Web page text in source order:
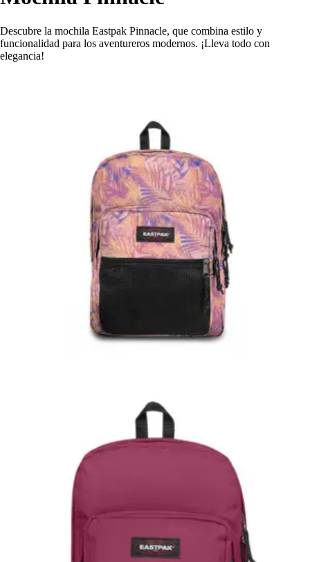
Descubre la mochila Eastpak Pinnacle, que combina estilo y
funcionalidad para los aventureros modernos. ¡Lleva todo con
elegancia!